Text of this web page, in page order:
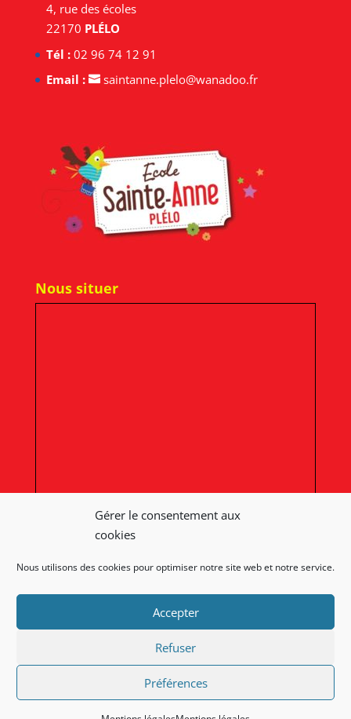
Gérer le consentement aux
cookies
Nous utilisons des cookies pour optimiser notre site web et notre service.
Accepter
Refuser
Préférences
4, rue des écoles
22170 PLÉLO
Tél :02 96 74 12 91
Email :
saintanne.plelo@wanadoo.fr
Nous situer
Afficher une carte plus grande